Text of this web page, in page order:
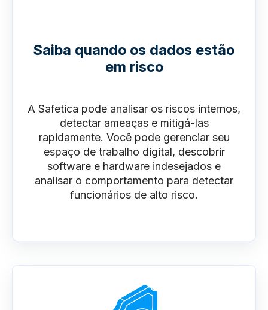
Saiba quando os dados estão
em risco
A Safetica pode analisar os riscos internos,
detectar ameaças e mitigá-las
rapidamente. Você pode gerenciar seu
espaço de trabalho digital, descobrir
software e hardware indesejados e
analisar o comportamento para detectar
funcionários de alto risco.